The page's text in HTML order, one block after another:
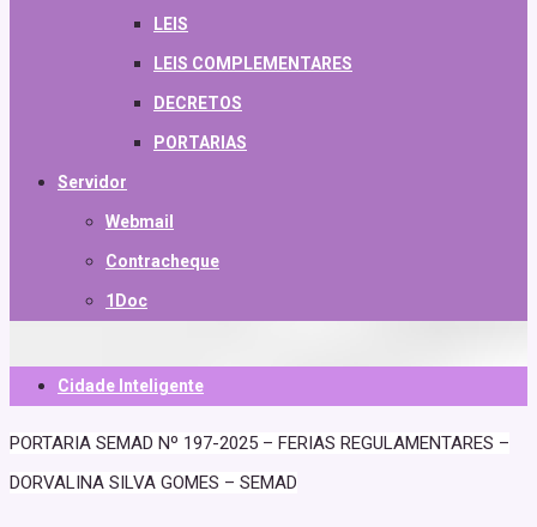
LEIS
LEIS COMPLEMENTARES
DECRETOS
PORTARIAS
Servidor
Webmail
Contracheque
1Doc
Cidade Inteligente
PORTARIA SEMAD Nº 197-2025 – FERIAS REGULAMENTARES –
DORVALINA SILVA GOMES – SEMAD